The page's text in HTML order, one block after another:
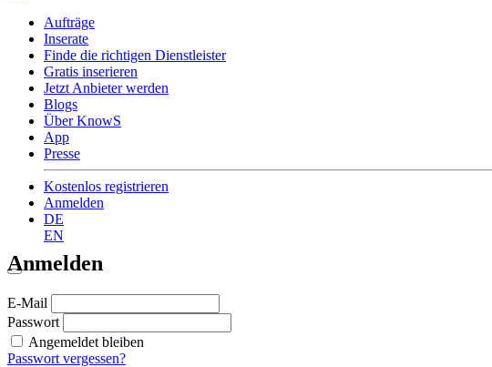
Aufträge
Inserate
Finde die richtigen Dienstleister
Gratis inserieren
Jetzt Anbieter werden
Blogs
Über KnowS
App
Presse
Kostenlos registrieren
Anmelden
DE
EN
Anmelden
E-Mail
Passwort
Angemeldet bleiben
Passwort vergessen?